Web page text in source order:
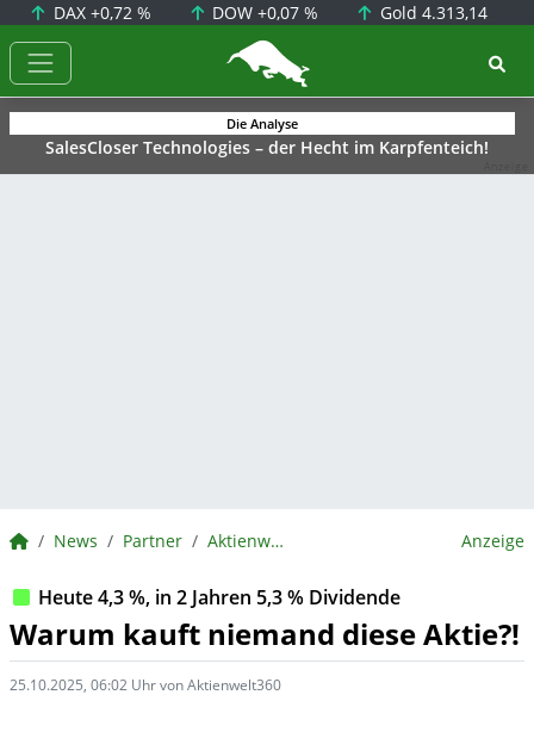
DAX +0,72 % DOW+0,07 % Gold 4.313,14
BörsenNEWS.de
Die Analyse
SalesCloser Technologies – der Hecht im Karpfenteich!
BörsenNEWS.de
News Partner Aktienwelt360 Anzeige
Heute 4,3 %, in 2 Jahren 5,3 % Dividende
Warum kauft niemand diese Aktie?!
25.10.2025, 06:02 Uhr von Aktienwelt360